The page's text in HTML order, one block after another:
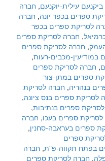
עילית-יוקנעם, חברה
ספרים בכפר יונה, חברה
לסריקת ספרים בכפר
, חברה לסריקת ספרים
, חברה לסריקת ספרים
במודיעין-מכבים-רעות,
, חברה לסריקת ספרים
ספרים במתן-צור
בנהריה, חברה לסריקת
לסריקת ספרים בנס ציונה,
ספרים בנתיבות,
ספרים בעכו, חברה
ספרים בעראבה-סחנין,
ספרים
בפתח תקווה-פ"ת, חברה
, חברה לסריקת ספרים